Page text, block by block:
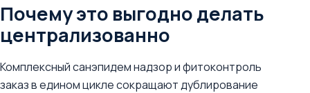
Почему это выгодно делать
централизованно
Комплексный санэпидем надзор и фитоконтроль
заказ в едином цикле сокращают дублирование